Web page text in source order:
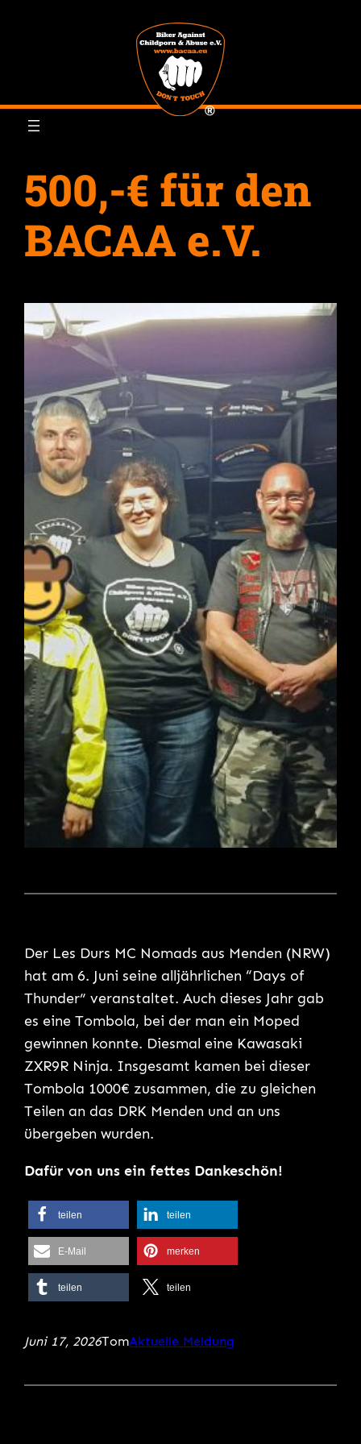
500,-€ für den
BACAA e.V.
Der Les Durs MC Nomads aus Menden (NRW)
hat am 6. Juni seine alljährlichen “Days of
Thunder” veranstaltet. Auch dieses Jahr gab
es eine Tombola, bei der man ein Moped
gewinnen konnte. Diesmal eine Kawasaki
ZXR9R Ninja. Insgesamt kamen bei dieser
Tombola 1000€ zusammen, die zu gleichen
Teilen an das DRK Menden und an uns
übergeben wurden.
Dafür von uns ein fettes Dankeschön!
teilen teilen
E-Mail merken
teilen teilen
Juni 17, 2026TomAktuelle Meldung